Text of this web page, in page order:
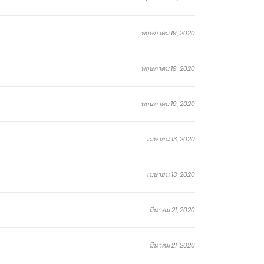
พฤษภาคม 19, 2020
พฤษภาคม 19, 2020
พฤษภาคม 19, 2020
เมษายน 13, 2020
เมษายน 13, 2020
มีนาคม 21, 2020
มีนาคม 21, 2020